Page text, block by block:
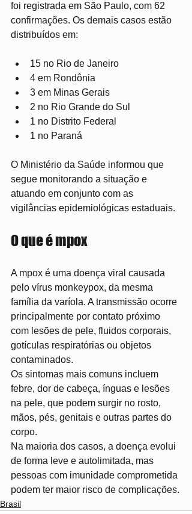
foi registrada em São Paulo, com 62
confirmações. Os demais casos estão
distribuídos em:
15 no Rio de Janeiro
4 em Rondônia
3 em Minas Gerais
2 no Rio Grande do Sul
1 no Distrito Federal
1 no Paraná
O Ministério da Saúde informou que
segue monitorando a situação e
atuando em conjunto com as
vigilâncias epidemiológicas estaduais.
O que é mpox
A mpox é uma doença viral causada
pelo vírus monkeypox, da mesma
família da varíola. A transmissão ocorre
principalmente por contato próximo
com lesões de pele, fluidos corporais,
gotículas respiratórias ou objetos
contaminados.
Os sintomas mais comuns incluem
febre, dor de cabeça, ínguas e lesões
na pele, que podem surgir no rosto,
mãos, pés, genitais e outras partes do
corpo.
Na maioria dos casos, a doença evolui
de forma leve e autolimitada, mas
pessoas com imunidade comprometida
podem ter maior risco de complicações.
Brasil